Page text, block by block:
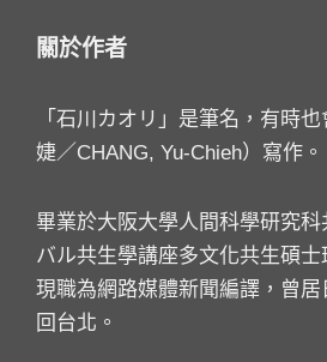
關於作者
「石川カオリ」是筆名，有時
婕／CHANG, Yu-Chieh）寫作。
畢業於大阪大學人間科學研究
バル共生學講座多文化共生碩士
現職為網路媒體新聞編譯，曾
回台北。